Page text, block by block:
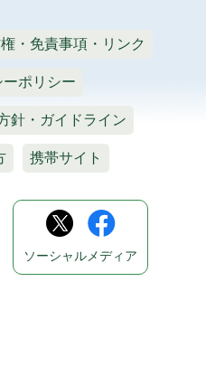
・免責事項・リンク
ポリシー
針・ガイドライン
携帯サイト
ソーシャルメディア